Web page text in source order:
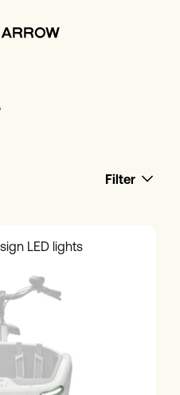
Filter
LED lights